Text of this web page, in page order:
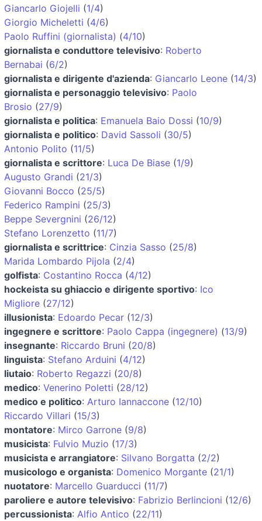
Giancarlo Giojelli (1/4)
Giorgio Micheletti (4/6)
Paolo Ruffini (giornalista) (4/10)
giornalista e conduttore televisivo: Roberto
Bernabai (6/2)
giornalista e dirigente d'azienda: Giancarlo Leone (14/3)
giornalista e personaggio televisivo: Paolo
Brosio (27/9)
giornalista e politica: Emanuela Baio Dossi (10/9)
giornalista e politico: David Sassoli (30/5)
Antonio Polito (11/5)
giornalista e scrittore: Luca De Biase (1/9)
Augusto Grandi (21/3)
Giovanni Bocco (25/5)
Federico Rampini (25/3)
Beppe Severgnini (26/12)
Stefano Lorenzetto (11/7)
giornalista e scrittrice: Cinzia Sasso (25/8)
Marida Lombardo Pijola (2/4)
golfista: Costantino Rocca (4/12)
hockeista su ghiaccio e dirigente sportivo: Ico
Migliore (27/12)
illusionista: Edoardo Pecar (12/3)
ingegnere e scrittore: Paolo Cappa (ingegnere) (13/9)
insegnante: Riccardo Bruni (20/8)
linguista: Stefano Arduini (4/12)
liutaio: Roberto Regazzi (20/8)
medico: Venerino Poletti (28/12)
medico e politico: Arturo Iannaccone (12/10)
Riccardo Villari (15/3)
montatore: Mirco Garrone (9/8)
musicista: Fulvio Muzio (17/3)
musicista e arrangiatore: Silvano Borgatta (2/2)
musicologo e organista: Domenico Morgante (21/1)
nuotatore: Marcello Guarducci (11/7)
paroliere e autore televisivo: Fabrizio Berlincioni (12/6)
percussionista: Alfio Antico (22/11)